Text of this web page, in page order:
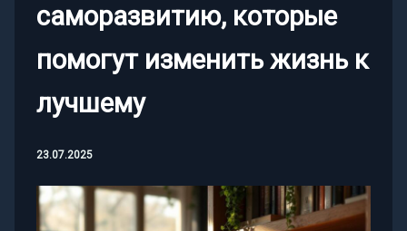
саморазвитию, которые
помогут изменить жизнь к
лучшему
23.07.2025